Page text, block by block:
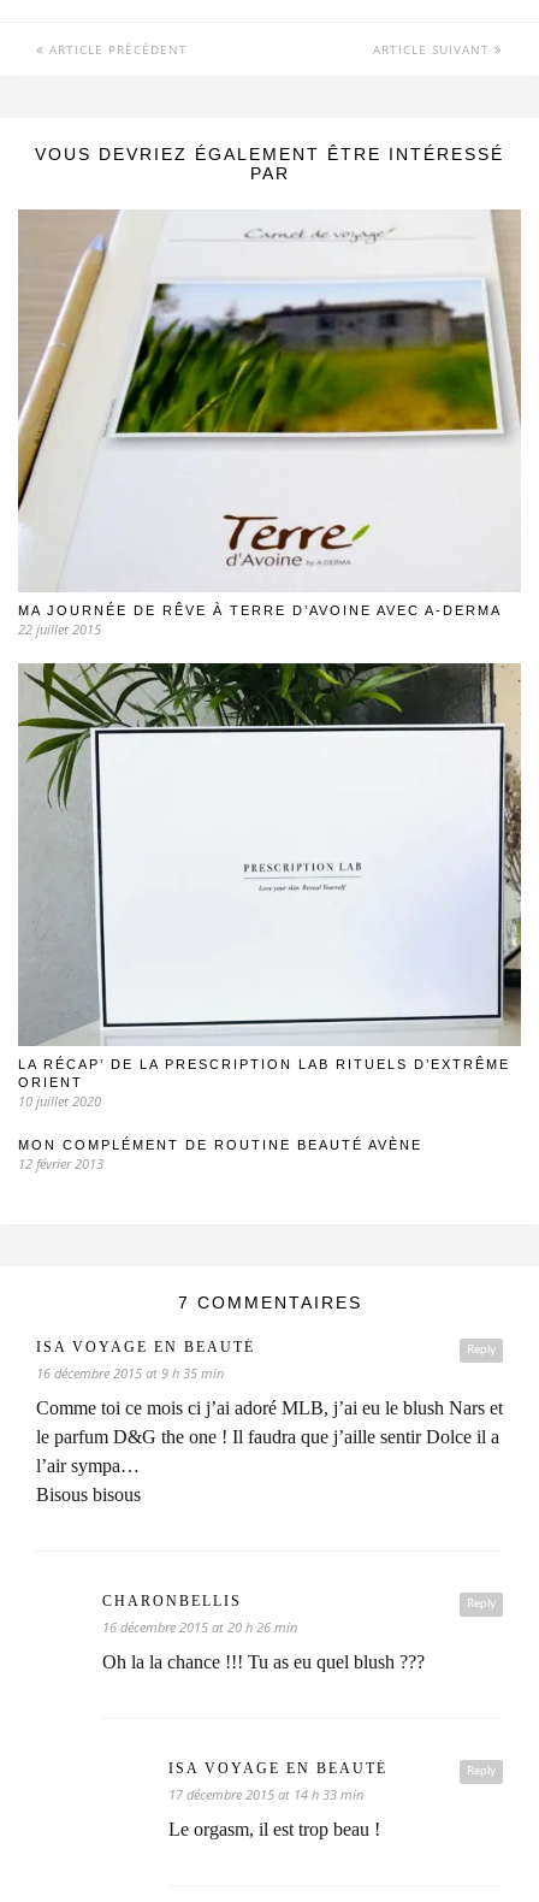
ARTICLE PRÉCÉDENT ARTICLE SUIVANT
VOUS DEVRIEZ ÉGALEMENT ÊTRE INTÉRESSÉ
PAR
MA JOURNÉE DE RÊVE À TERRE D’AVOINE AVEC A-DERMA
22 juillet 2015
LA RÉCAP’ DE LA PRESCRIPTION LAB RITUELS D’EXTRÊME
ORIENT
10 juillet 2020
MON COMPLÉMENT DE ROUTINE BEAUTÉ AVÈNE
12 février 2013
7 COMMENTAIRES
Reply
ISA VOYAGE EN BEAUTÉ
16 décembre 2015 at 9 h 35 min
Comme toi ce mois ci j’ai adoré MLB, j’ai eu le blush Nars et
le parfum D&G the one ! Il faudra que j’aille sentir Dolce il a
l’air sympa…
Bisous bisous
Reply
CHARONBELLIS
16 décembre 2015 at 20 h 26 min
Oh la la chance !!! Tu as eu quel blush ???
Reply
ISA VOYAGE EN BEAUTÉ
17 décembre 2015 at 14 h 33 min
Le orgasm, il est trop beau !